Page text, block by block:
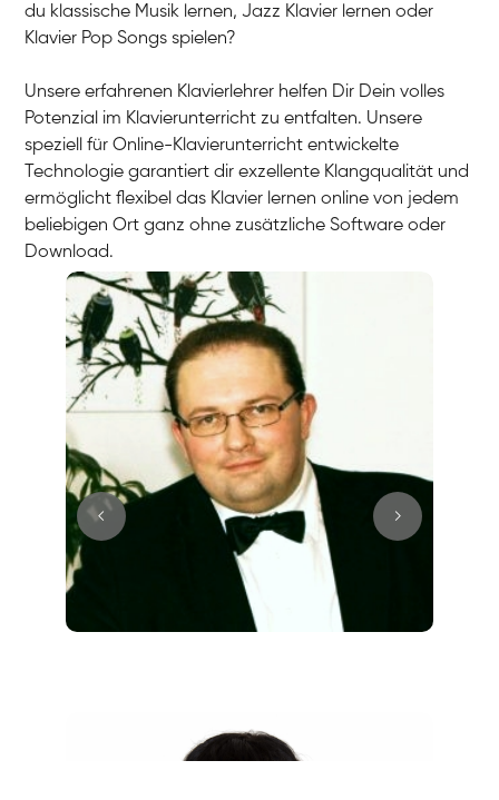
du klassische Musik lernen, Jazz Klavier lernen oder
Klavier Pop Songs spielen?
Unsere erfahrenen Klavierlehrer helfen Dir Dein volles
Potenzial im Klavierunterricht zu entfalten. Unsere
speziell für Online-Klavierunterricht entwickelte
Technologie garantiert dir exzellente Klangqualität und
ermöglicht flexibel das Klavier lernen online von jedem
beliebigen Ort ganz ohne zusätzliche Software oder
Download.